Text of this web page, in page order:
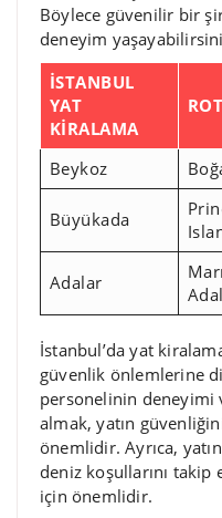
Böylece güvenilir bir
deneyim
İSTANBUL
YAT
KİRALAMA
Beykoz
Büyükada
Adalar
İstanbul’da yat
güvenlik önlemlerine
personelinin deneyimi
almak, yatın
önemlidir. Ayrıca,
deniz koşullarını
için önemlidir.